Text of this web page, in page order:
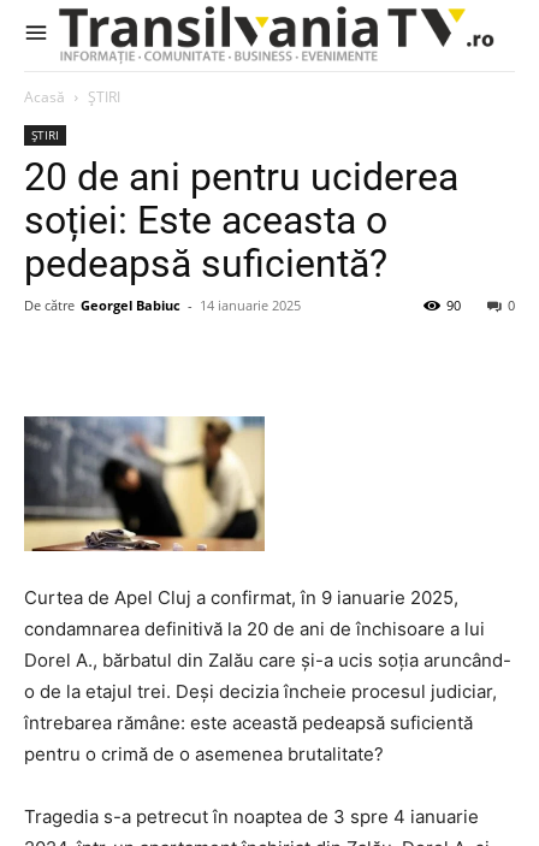
Acasă ȘTIRI
ȘTIRI
20 de ani pentru uciderea
soției: Este aceasta o
pedeapsă suficientă?
De către Georgel Babiuc - 14 ianuarie 2025 0
90
Curtea de Apel Cluj a confirmat, în 9 ianuarie 2025,
condamnarea definitivă la 20 de ani de închisoare a lui
Dorel A., bărbatul din Zalău care și-a ucis soția aruncând-
o de la etajul trei. Deși decizia încheie procesul judiciar,
întrebarea rămâne: este această pedeapsă suficientă
pentru o crimă de o asemenea brutalitate?
Tragedia s-a petrecut în noaptea de 3 spre 4 ianuarie